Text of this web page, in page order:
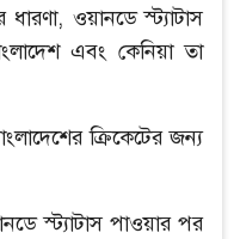
ওয়ানডে স্ট্যাটাস
এবং কেনিয়া তা
ক্রিকেটের জন্য
স্ট্যাটাস পাওয়ার পর